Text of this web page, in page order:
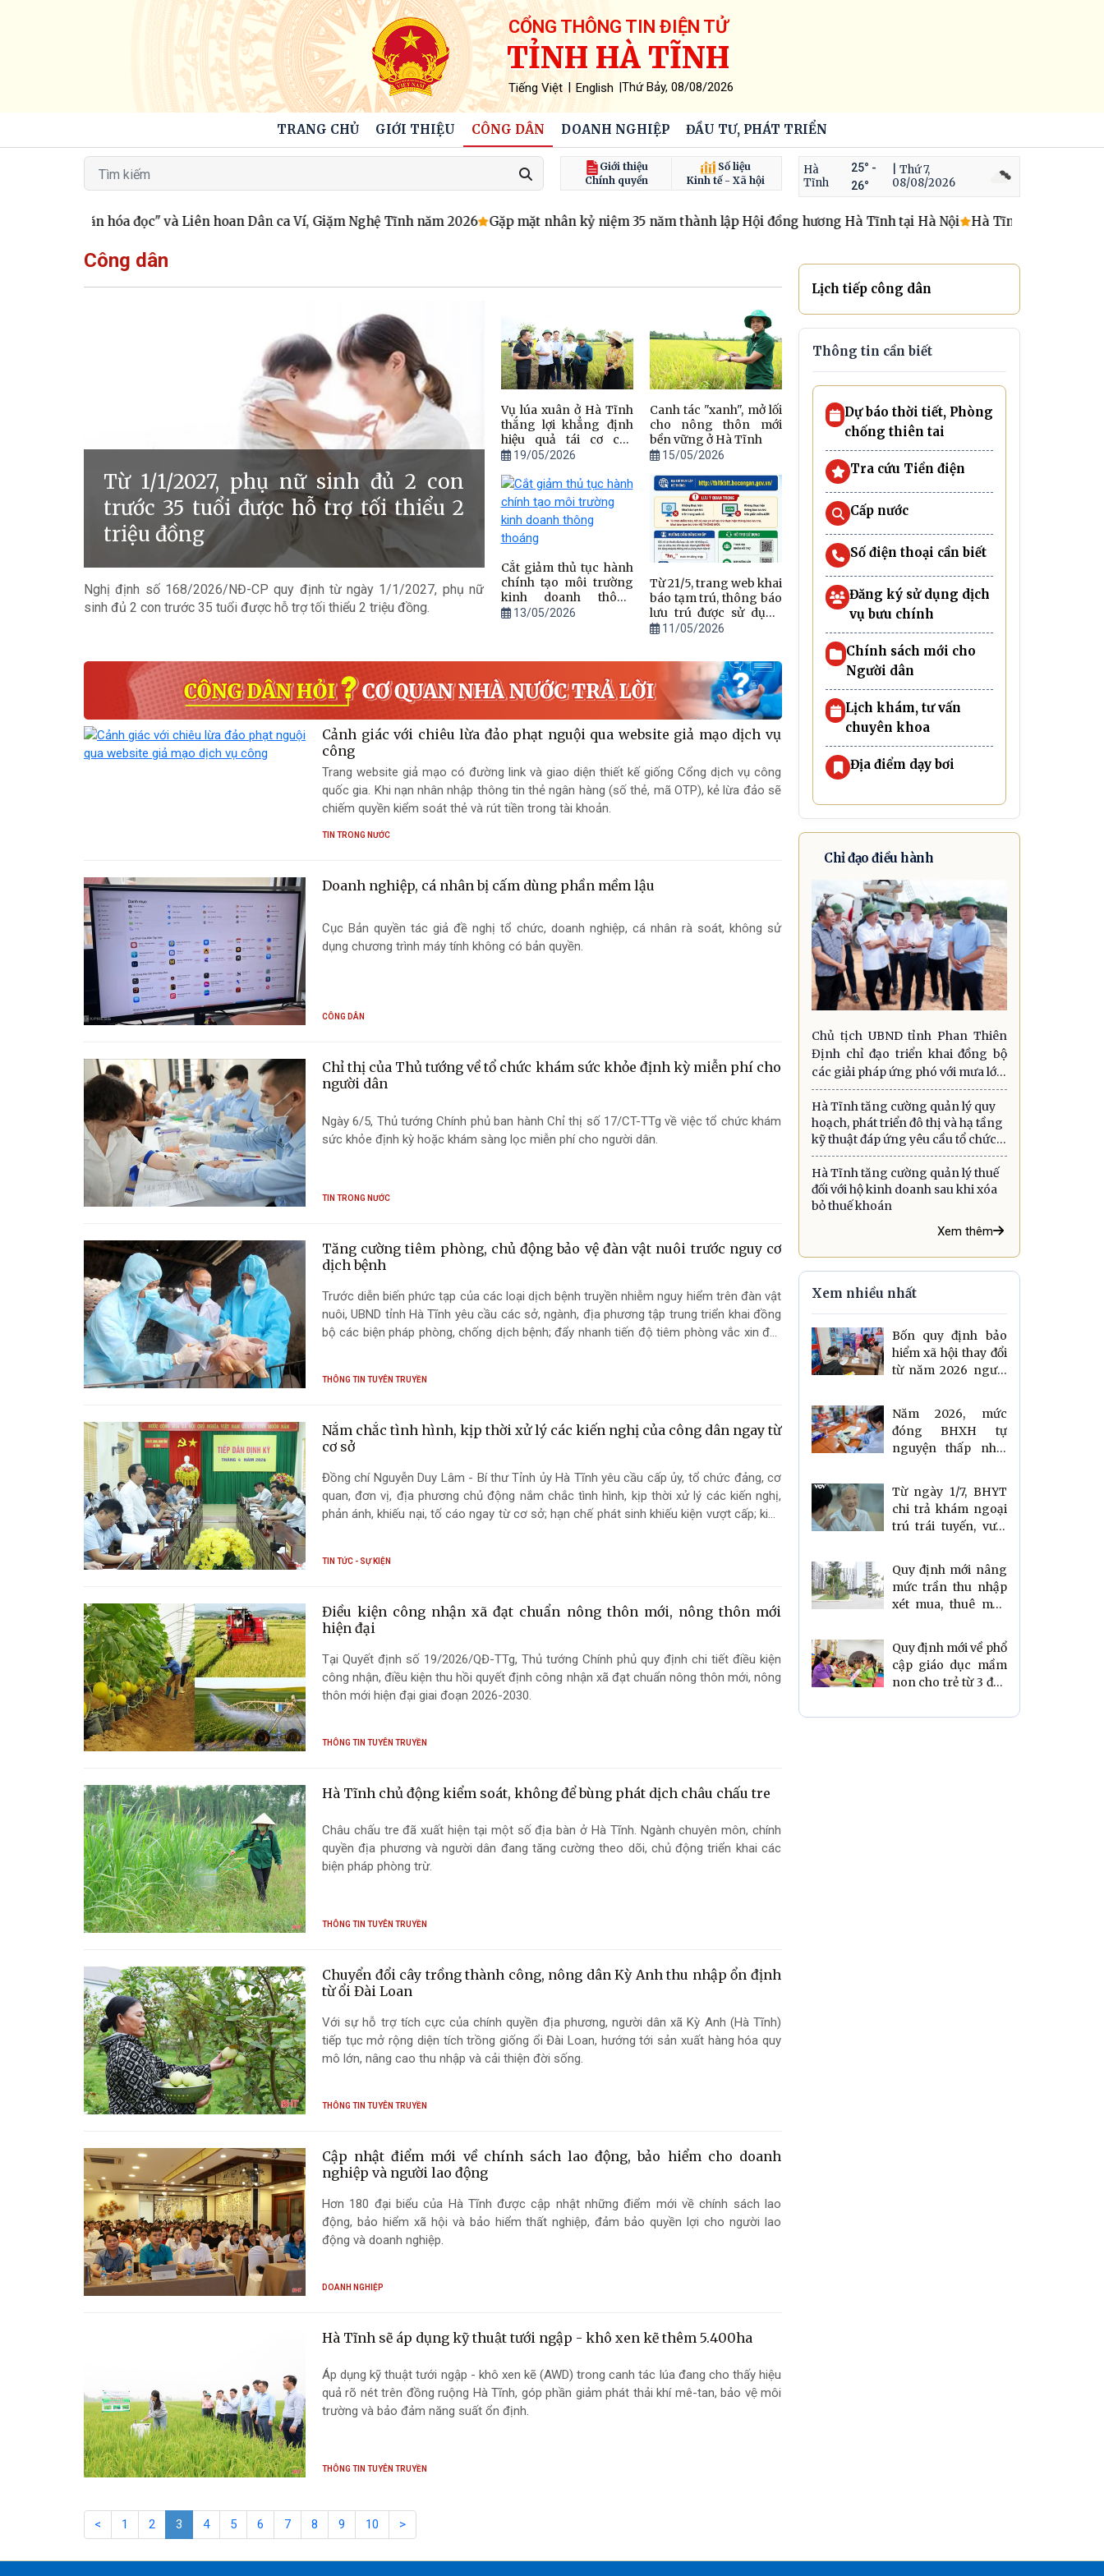
CỔNG THÔNG TIN ĐIỆN TỬ
TỈNH HÀ TĨNH
Tiếng Việt | English |Thứ Bảy, 08/08/2026
TRANG CHỦ GIỚI THIỆU CÔNG DÂN DOANH NGHIỆP ĐẦU TƯ, PHÁT TRIỂN
Giới thiệu
Chính quyền
Số liệu
Kinh tế - Xã hội
Hà
Tĩnh
25° -
26°
| Thứ 7,
08/08/2026
sứ Văn hóa đọc" và Liên hoan Dân ca Ví, Giặm Nghệ Tĩnh năm 2026 Gặp mặt nhân kỷ niệm 35 năm thành lập Hội đồng hương Hà Tĩnh tại Hà Nội Hà Tĩnh hoàn thành khai
Công dân
Từ 1/1/2027, phụ nữ sinh đủ 2 con
trước 35 tuổi được hỗ trợ tối thiểu 2
triệu đồng
Nghị định số 168/2026/NĐ-CP quy định từ ngày 1/1/2027, phụ nữ
sinh đủ 2 con trước 35 tuổi được hỗ trợ tối thiểu 2 triệu đồng.
Vụ lúa xuân ở Hà Tĩnh
thắng lợi khẳng định
hiệu quả tái cơ cấu
nông nghiệp
19/05/2026
Canh tác "xanh", mở lối
cho nông thôn mới
bền vững ở Hà Tĩnh
15/05/2026
Cắt giảm thủ tục hành
chính tạo môi trường
kinh doanh thông
thoáng
13/05/2026
Từ 21/5, trang web khai
báo tạm trú, thông báo
lưu trú được sử dụng
chung
11/05/2026
Cảnh giác với chiêu lừa đảo phạt nguội qua website giả mạo dịch vụ
công
Trang website giả mạo có đường link và giao diện thiết kế giống Cổng dịch vụ công
quốc gia. Khi nạn nhân nhập thông tin thẻ ngân hàng (số thẻ, mã OTP), kẻ lừa đảo sẽ
chiếm quyền kiểm soát thẻ và rút tiền trong tài khoản.
TIN TRONG NƯỚC
Doanh nghiệp, cá nhân bị cấm dùng phần mềm lậu
Cục Bản quyền tác giả đề nghị tổ chức, doanh nghiệp, cá nhân rà soát, không sử
dụng chương trình máy tính không có bản quyền.
CÔNG DÂN
Chỉ thị của Thủ tướng về tổ chức khám sức khỏe định kỳ miễn phí cho
người dân
Ngày 6/5, Thủ tướng Chính phủ ban hành Chỉ thị số 17/CT-TTg về việc tổ chức khám
sức khỏe định kỳ hoặc khám sàng lọc miễn phí cho người dân.
TIN TRONG NƯỚC
Tăng cường tiêm phòng, chủ động bảo vệ đàn vật nuôi trước nguy cơ
dịch bệnh
Trước diễn biến phức tạp của các loại dịch bệnh truyền nhiễm nguy hiểm trên đàn vật
nuôi, UBND tỉnh Hà Tĩnh yêu cầu các sở, ngành, địa phương tập trung triển khai đồng
bộ các biện pháp phòng, chống dịch bệnh; đẩy nhanh tiến độ tiêm phòng vắc xin đợt
THÔNG TIN TUYÊN TRUYỀN
Nắm chắc tình hình, kịp thời xử lý các kiến nghị của công dân ngay từ
cơ sở
Đồng chí Nguyễn Duy Lâm - Bí thư Tỉnh ủy Hà Tĩnh yêu cầu cấp ủy, tổ chức đảng, cơ
quan, đơn vị, địa phương chủ động nắm chắc tình hình, kịp thời xử lý các kiến nghị,
phản ánh, khiếu nại, tố cáo ngay từ cơ sở; hạn chế phát sinh khiếu kiện vượt cấp; kiên
TIN TỨC - SỰ KIỆN
Điều kiện công nhận xã đạt chuẩn nông thôn mới, nông thôn mới
hiện đại
Tại Quyết định số 19/2026/QĐ-TTg, Thủ tướng Chính phủ quy định chi tiết điều kiện
công nhận, điều kiện thu hồi quyết định công nhận xã đạt chuẩn nông thôn mới, nông
thôn mới hiện đại giai đoạn 2026-2030.
THÔNG TIN TUYÊN TRUYỀN
Hà Tĩnh chủ động kiểm soát, không để bùng phát dịch châu chấu tre
Châu chấu tre đã xuất hiện tại một số địa bàn ở Hà Tĩnh. Ngành chuyên môn, chính
quyền địa phương và người dân đang tăng cường theo dõi, chủ động triển khai các
biện pháp phòng trừ.
THÔNG TIN TUYÊN TRUYỀN
Chuyển đổi cây trồng thành công, nông dân Kỳ Anh thu nhập ổn định
từ ổi Đài Loan
Với sự hỗ trợ tích cực của chính quyền địa phương, người dân xã Kỳ Anh (Hà Tĩnh)
tiếp tục mở rộng diện tích trồng giống ổi Đài Loan, hướng tới sản xuất hàng hóa quy
mô lớn, nâng cao thu nhập và cải thiện đời sống.
THÔNG TIN TUYÊN TRUYỀN
Cập nhật điểm mới về chính sách lao động, bảo hiểm cho doanh
nghiệp và người lao động
Hơn 180 đại biểu của Hà Tĩnh được cập nhật những điểm mới về chính sách lao
động, bảo hiểm xã hội và bảo hiểm thất nghiệp, đảm bảo quyền lợi cho người lao
động và doanh nghiệp.
DOANH NGHIỆP
Hà Tĩnh sẽ áp dụng kỹ thuật tưới ngập - khô xen kẽ thêm 5.400ha
Áp dụng kỹ thuật tưới ngập - khô xen kẽ (AWD) trong canh tác lúa đang cho thấy hiệu
quả rõ nét trên đồng ruộng Hà Tĩnh, góp phần giảm phát thải khí mê-tan, bảo vệ môi
trường và bảo đảm năng suất ổn định.
THÔNG TIN TUYÊN TRUYỀN
< 1 2 3 4 5 6 7 8 9 10 >
Lịch tiếp công dân
Thông tin cần biết
Dự báo thời tiết, Phòng
chống thiên tai
Tra cứu Tiền điện
Cấp nước
Số điện thoại cần biết
Đăng ký sử dụng dịch
vụ bưu chính
Chính sách mới cho
Người dân
Lịch khám, tư vấn
chuyên khoa
Địa điểm dạy bơi
Chỉ đạo điều hành
Chủ tịch UBND tỉnh Phan Thiên
Định chỉ đạo triển khai đồng bộ
các giải pháp ứng phó với mưa lớn,
lũ quét, sạt lở đất và gió mạnh trên
biển
Hà Tĩnh tăng cường quản lý quy
hoạch, phát triển đô thị và hạ tầng
kỹ thuật đáp ứng yêu cầu tổ chức
chính quyền địa phương hai cấp
Hà Tĩnh tăng cường quản lý thuế
đối với hộ kinh doanh sau khi xóa
bỏ thuế khoán
Xem thêm
Xem nhiều nhất
Bốn quy định bảo
hiểm xã hội thay đổi
từ năm 2026 người
Năm 2026, mức
đóng BHXH tự
nguyện thấp nhất
Từ ngày 1/7, BHYT
chi trả khám ngoại
trú trái tuyến, vượt
Quy định mới nâng
mức trần thu nhập
xét mua, thuê mua
người dân
Quy định mới về phổ
cập giáo dục mầm
non cho trẻ từ 3 đến